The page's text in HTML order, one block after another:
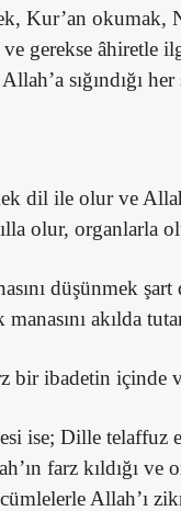
Kur’an okumak,
gerekse âhiretle
sığındığı her
dil ile olur ve
olur, organlarla
düşünmek
manasını akılda
bir ibadetin içinde
ise; Dille telaffuz
farz kıldığı
Allah’ı